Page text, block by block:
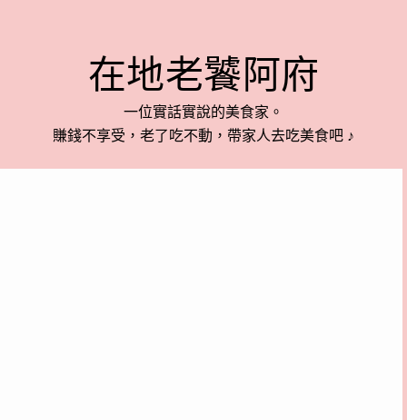
在地老饕阿府
一位實話實說的美食家。
賺錢不享受，老了吃不動，帶家人去吃美食吧 ♪